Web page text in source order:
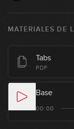
MATERIALES DE
Tabs
PDF
Base
00:00